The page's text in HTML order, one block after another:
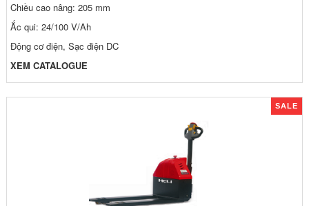
Chiều cao nâng: 205 mm
Ắc qui: 24/100 V/Ah
Động cơ điện, Sạc điện DC
XEM CATALOGUE
SALE